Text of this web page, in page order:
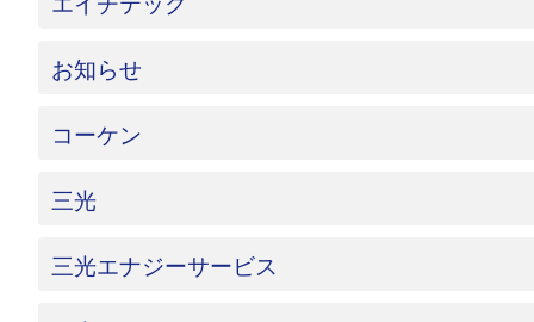
お知らせ
コーケン
三光
三光エナジーサービス